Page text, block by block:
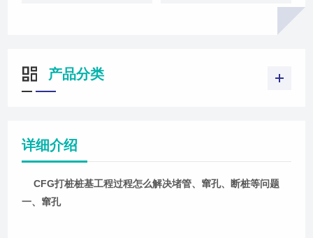
产品分类
详细介绍
CFG打桩桩基工程过程怎么解决堵管、窜孔、断桩等问题
一、窜孔